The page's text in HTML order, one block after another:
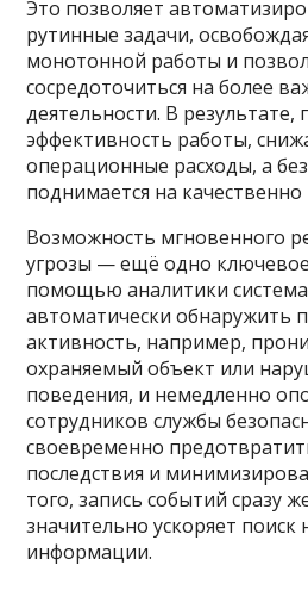
Это позволяет
рутинные задачи,
монотонной работы и
сосредоточиться на более
деятельности. В результате,
эффективность работы,
операционные расходы, а
поднимается на
Возможность мгновенного
угрозы — ещё одно
помощью аналитики система
автоматически обнаружить
активность, например,
охраняемый объект или
поведения, и немедленно
сотрудников службы
своевременно
последствия и
того, запись событий сразу
значительно ускоряет
информации.